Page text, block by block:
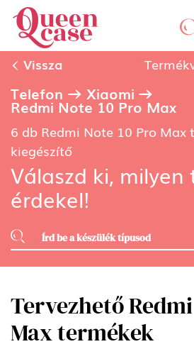
Vissza
Telefon Xiaomi
Redmi Note 10 Pro Max
6 db Redmi Note 10 Pro Max
kiegészítő
Válaszd ki, milyen
érdekel!
Tervezhető
Max termékek